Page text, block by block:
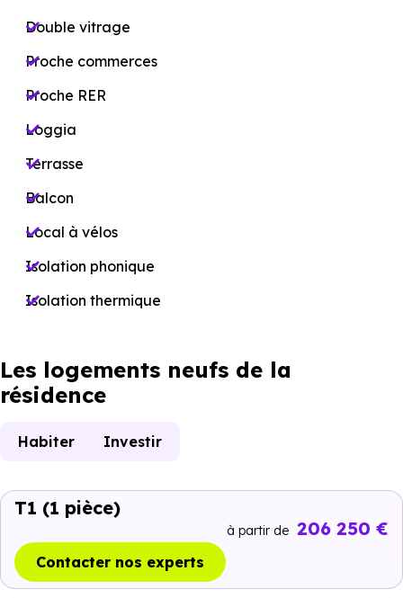
Double vitrage
Proche commerces
Proche RER
Loggia
Terrasse
Balcon
Local à vélos
Isolation phonique
Isolation thermique
Les logements neufs de la
résidence
Habiter Investir
T1 (1 pièce)
à partir de 206 250 €
Contacter nos experts